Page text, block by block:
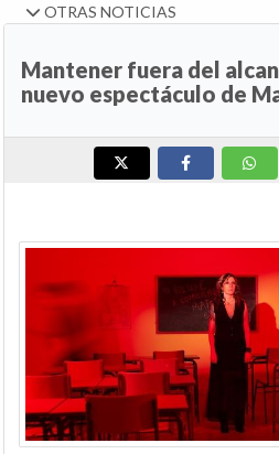
OTRAS NOTICIAS
Mantener fuera del
nuevo espectáculo de